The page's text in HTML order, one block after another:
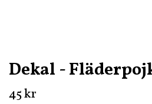
Dekal -
45 kr